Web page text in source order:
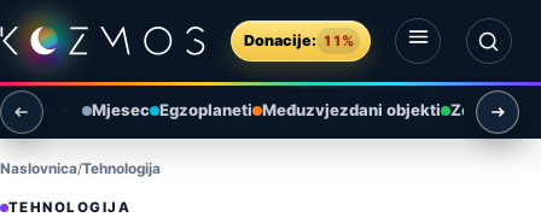
Preskoči na sadržaj
Donacije: 11%
Otvori izbornik
Otvori pretragu
Mjesec Egzoplaneti Međuzvjezdani objekti Zemlja i
Naslovnica Tehnologija
TEHNOLOGIJA